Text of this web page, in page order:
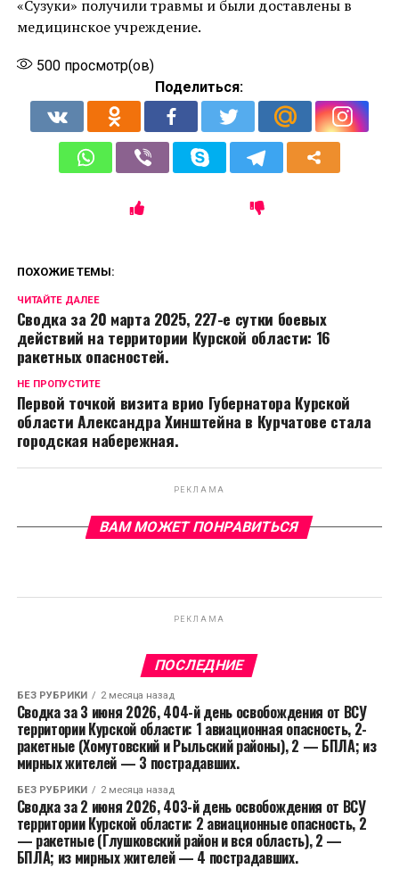
«Сузуки» получили травмы и были доставлены в
медицинское учреждение.
500просмотр(ов)
Поделиться:
ПОХОЖИЕ ТЕМЫ:
ЧИТАЙТЕ ДАЛЕЕ
Сводка за 20 марта 2025, 227-е сутки боевых
действий на территории Курской области: 16
ракетных опасностей.
НЕ ПРОПУСТИТЕ
Первой точкой визита врио Губернатора Курской
области Александра Хинштейна в Курчатове стала
городская набережная.
РЕКЛАМА
ВАМ МОЖЕТ ПОНРАВИТЬСЯ
РЕКЛАМА
ПОСЛЕДНИЕ
БЕЗ РУБРИКИ 2 месяца назад
Сводка за 3 июня 2026, 404-й день освобождения от ВСУ
территории Курской области: 1 авиационная опасность, 2-
ракетные (Хомутовский и Рыльский районы), 2 — БПЛА; из
мирных жителей — 3 пострадавших.
БЕЗ РУБРИКИ 2 месяца назад
Сводка за 2 июня 2026, 403-й день освобождения от ВСУ
территории Курской области: 2 авиационные опасность, 2
— ракетные (Глушковский район и вся область), 2 —
БПЛА; из мирных жителей — 4 пострадавших.